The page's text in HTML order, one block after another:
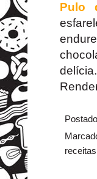
Pulo
receitas